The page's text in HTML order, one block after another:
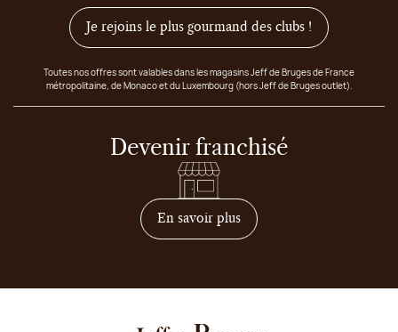
Je rejoins le plus gourmand des clubs !
Toutes nos offres sont valables dans les magasins Jeff de Bruges de France
métropolitaine, de Monaco et du Luxembourg (hors Jeff de Bruges outlet).
Devenir franchisé
En savoir plussur comment devenir